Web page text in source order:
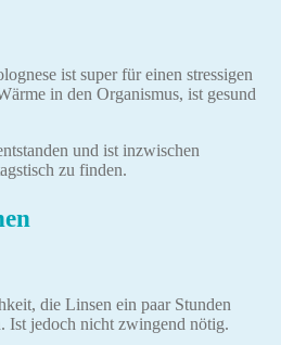
ist super für einen stressigen
in den Organismus, ist gesund
und ist inzwischen
zu finden.
die Linsen ein paar Stunden
Ist jedoch nicht zwingend nötig.